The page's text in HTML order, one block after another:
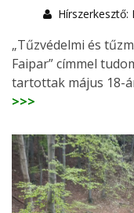
Hírszerkesztő:
„Tűzvédelmi és
Faipar” címmel
tartottak május 18-
>>>